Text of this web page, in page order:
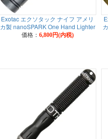
Exotac エクソタック ナイフ アメリ
カ製 nanoSPARK One Hand Lighter
価格： 6,800円(内税)